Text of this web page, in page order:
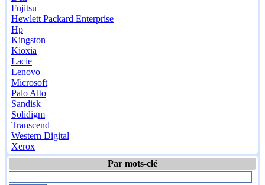
Fujitsu
Hewlett Packard Enterprise
Hp
Kingston
Kioxia
Lacie
Lenovo
Microsoft
Palo Alto
Sandisk
Solidigm
Transcend
Western Digital
Xerox
Par mots-clé